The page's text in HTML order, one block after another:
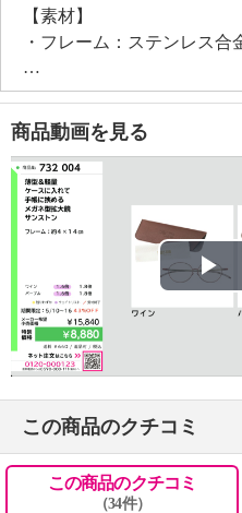
【素材】
・フレーム：ステンレス合
・レンズ：プラスチック（
【サイズ】
・フレーム約縦４．２ｃｍ×
・ツル約１４．５ｃｍ
【メンテナンス（お手入れ
※詳細は取扱説明書参照
【使用上の注意】
※詳細は取扱説明書参照
・運転時や歩行時は必ずは
【その他】
【同梱書類】
・取扱説明書
【原産国（地）】
商品動画を見る
この商品のクチコミ
この商品のクチコミ
（34件）